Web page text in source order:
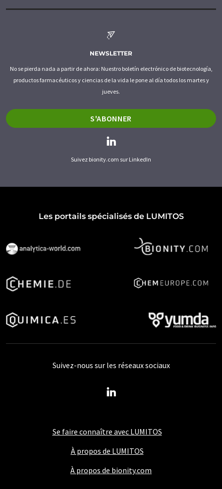
NEWSLETTER
No se pierda nada a partir de ahora: Nuestro boletín electrónico de biotecnología,
productos farmacéuticos y ciencias de la vida le pone al día todos los martes y
jueves.
S'ABONNER
Suivez bionity.com sur LinkedIn
Les portails spécialisés de LUMITOS
Se faire connaître avec LUMITOS
À propos de LUMITOS
À propos de bionity.com
Suivez-nous sur les réseaux sociaux